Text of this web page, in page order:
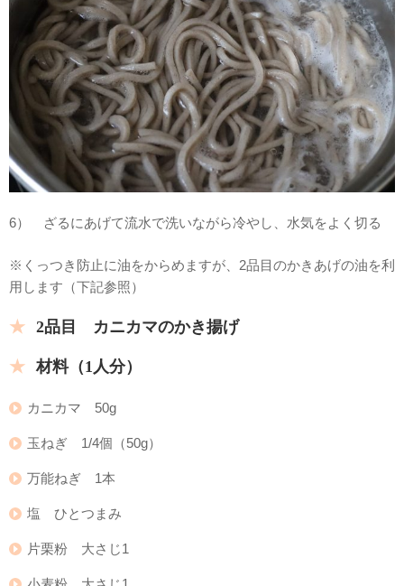
6） ざるにあげて流水で洗いながら冷やし、水気をよく切る
※くっつき防止に油をからめますが、2品目のかきあげの油を利
用します（下記参照）
2品目 カニカマのかき揚げ
材料（1人分）
カニカマ 50g
玉ねぎ 1/4個（50g）
万能ねぎ 1本
塩 ひとつまみ
片栗粉 大さじ1